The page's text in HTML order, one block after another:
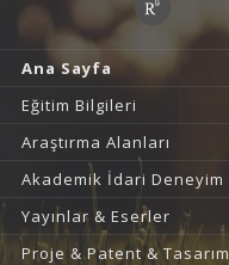
Ana Sayfa
Eğitim Bilgileri
Araştırma Alanları
Akademik İdari Deneyim
Yayınlar & Eserler
Proje & Patent & Tasarım